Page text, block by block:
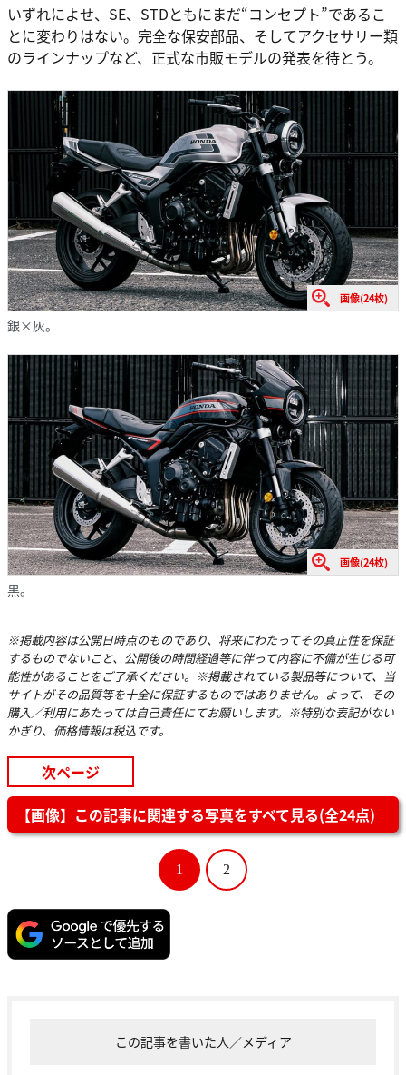
いずれによせ、SE、STDともにまだ“コンセプト”であるこ
とに変わりはない。完全な保安部品、そしてアクセサリー類
のラインナップなど、正式な市販モデルの発表を待とう。
画像(24枚)
銀×灰。
画像(24枚)
黒。
※掲載内容は公開日時点のものであり、将来にわたってその真正性を保証
するものでないこと、公開後の時間経過等に伴って内容に不備が生じる可
能性があることをご了承ください。※掲載されている製品等について、当
サイトがその品質等を十全に保証するものではありません。よって、その
購入／利用にあたっては自己責任にてお願いします。※特別な表記がない
かぎり、価格情報は税込です。
次ページ
【画像】この記事に関連する写真をすべて見る(全24点)
1 2
この記事を書いた人／メディア